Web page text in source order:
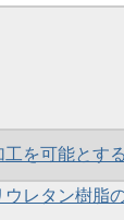
工を可能とす
ウレタン樹脂